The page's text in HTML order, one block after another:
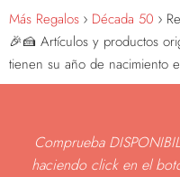
Más Regalos Década 50
🎉🍰 Artículos y productos
tienen su año de nacimiento
Comprueba
haciendo click en el